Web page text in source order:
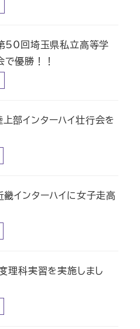
第50回埼玉県私立高等学
で優勝！！
部インターハイ壮行会を
畿インターハイに女子走高
理科実習を実施しまし